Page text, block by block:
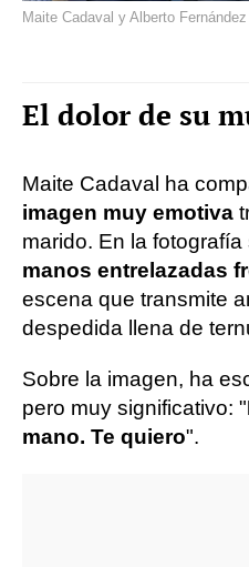
Maite Cadaval y Alberto
El dolor de su
Maite Cadaval ha
imagen muy emotiva
marido. En la
manos entrelazadas
escena que transmite
despedida llena de
Sobre la imagen, ha
pero muy significativo: "
mano. Te quiero".